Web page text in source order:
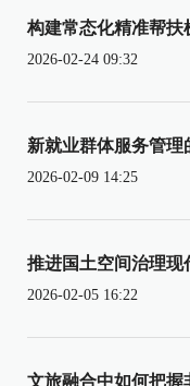
构建常态化精准帮扶
2026-02-24 09:32
新就业群体服务管
2026-02-09 14:25
推进国土空间治理现
2026-02-05 16:22
文旅融合中如何把握